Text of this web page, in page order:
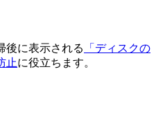
後に表示される
「ディスクの
止に役立ちます。